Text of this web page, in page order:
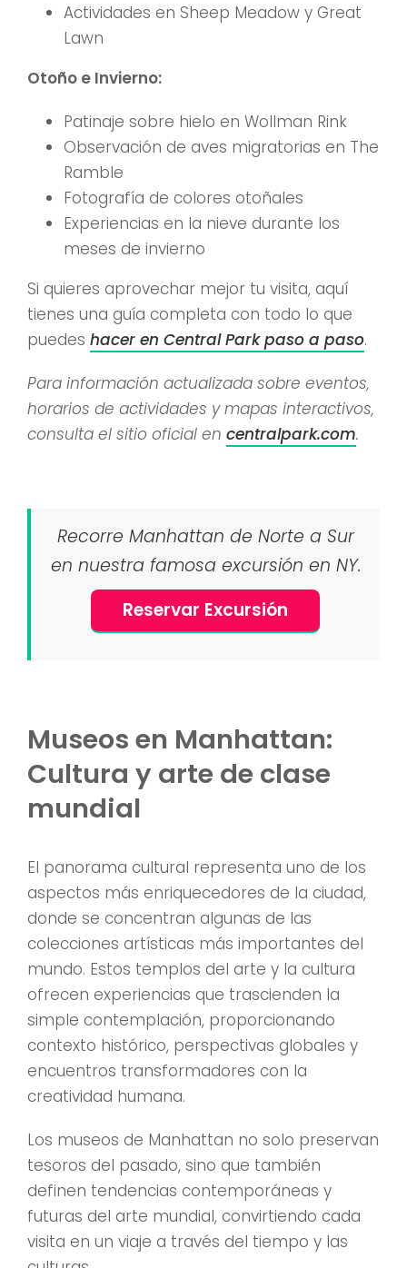
Actividades en Sheep Meadow y Great
Lawn
Otoño e Invierno:
Patinaje sobre hielo en Wollman Rink
Observación de aves migratorias en The
Ramble
Fotografía de colores otoñales
Experiencias en la nieve durante los
meses de invierno
Si quieres aprovechar mejor tu visita, aquí
tienes una guía completa con todo lo que
puedes hacer en Central Park paso a paso.
Para información actualizada sobre eventos,
horarios de actividades y mapas interactivos,
consulta el sitio oficial en centralpark.com.
Recorre Manhattan de Norte a Sur
en nuestra famosa excursión en NY.
Reservar Excursión
Museos en Manhattan:
Cultura y arte de clase
mundial
El panorama cultural representa uno de los
aspectos más enriquecedores de la ciudad,
donde se concentran algunas de las
colecciones artísticas más importantes del
mundo. Estos templos del arte y la cultura
ofrecen experiencias que trascienden la
simple contemplación, proporcionando
contexto histórico, perspectivas globales y
encuentros transformadores con la
creatividad humana.
Los museos de Manhattan no solo preservan
tesoros del pasado, sino que también
definen tendencias contemporáneas y
futuras del arte mundial, convirtiendo cada
visita en un viaje a través del tiempo y las